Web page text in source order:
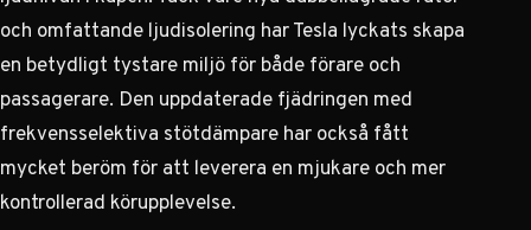
och omfattande ljudisolering har Tesla lyckats skapa
en betydligt tystare miljö för både förare och
passagerare. Den uppdaterade fjädringen med
frekvensselektiva stötdämpare har också fått
mycket beröm för att leverera en mjukare och mer
kontrollerad körupplevelse.